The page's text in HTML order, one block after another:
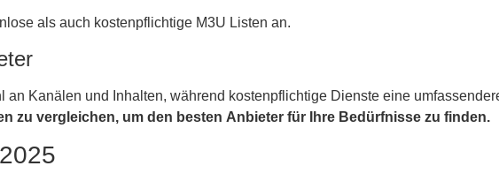
als auch kostenpflichtige M3U Listen an.
Kanälen und Inhalten, während kostenpflichtige Dienste eine
zu vergleichen, um den besten Anbieter für Ihre Bedürfnisse zu finden.